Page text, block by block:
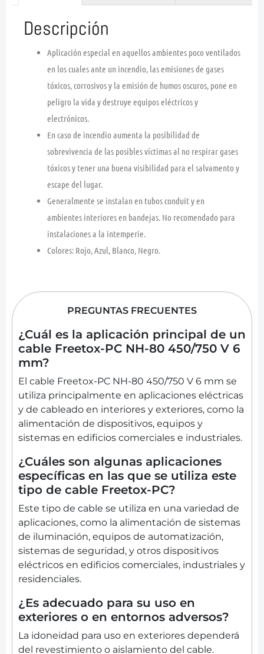
Descripción
Aplicación especial en aquellos ambientes poco ventilados
en los cuales ante un incendio, las emisiones de gases
tóxicos, corrosivos y la emisión de humos oscuros, pone en
peligro la vida y destruye equipos eléctricos y
electrónicos.
En caso de incendio aumenta la posibilidad de
sobrevivencia de las posibles víctimas al no respirar gases
tóxicos y tener una buena visibilidad para el salvamento y
escape del lugar.
Generalmente se instalan en tubos conduit y en
ambientes interiores en bandejas. No recomendado para
instalaciones a la intemperie.
Colores: Rojo, Azul, Blanco, Negro.
PREGUNTAS FRECUENTES
¿Cuál es la aplicación principal de un
cable Freetox-PC NH-80 450/750 V 6
mm?
El cable Freetox-PC NH-80 450/750 V 6 mm se
utiliza principalmente en aplicaciones eléctricas
y de cableado en interiores y exteriores, como la
alimentación de dispositivos, equipos y
sistemas en edificios comerciales e industriales.
¿Cuáles son algunas aplicaciones
específicas en las que se utiliza este
tipo de cable Freetox-PC?
Este tipo de cable se utiliza en una variedad de
aplicaciones, como la alimentación de sistemas
de iluminación, equipos de automatización,
sistemas de seguridad, y otros dispositivos
eléctricos en edificios comerciales, industriales y
residenciales.
¿Es adecuado para su uso en
exteriores o en entornos adversos?
La idoneidad para uso en exteriores dependerá
del revestimiento o aislamiento del cable.